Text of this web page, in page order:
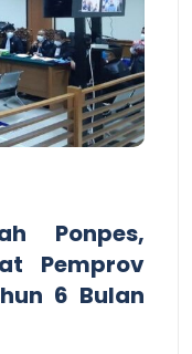
Ponpes,
Pemprov
6 Bulan